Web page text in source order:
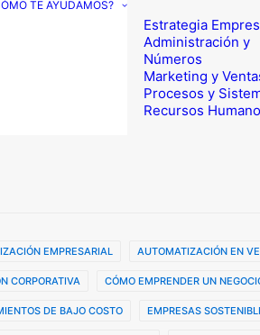
TE AYUDAMOS?
Estrategia
Administración y
Números
Marketing y
Procesos y
Recursos
EMPRESARIAL AUTOMATIZACIÓN EN
CORPORATIVA CÓMO EMPRENDER UN
DE BAJO COSTO EMPRESAS